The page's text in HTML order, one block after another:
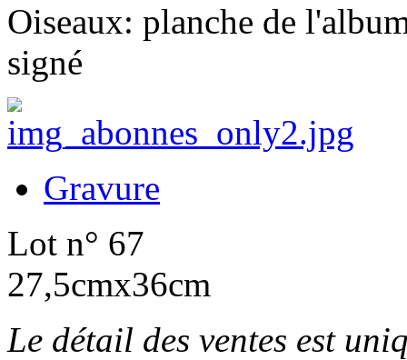
Oiseaux: planche de
signé
Gravure
Lot n° 67
27,5cmx36cm
Le détail des ventes est